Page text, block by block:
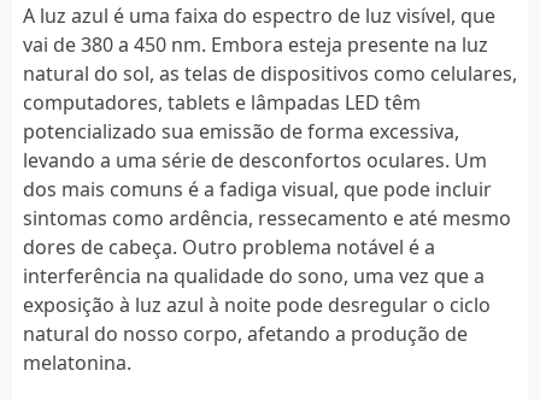
A luz azul é uma faixa do espectro de luz visível, que
vai de 380 a 450 nm. Embora esteja presente na luz
natural do sol, as telas de dispositivos como celulares,
computadores, tablets e lâmpadas LED têm
potencializado sua emissão de forma excessiva,
levando a uma série de desconfortos oculares. Um
dos mais comuns é a fadiga visual, que pode incluir
sintomas como ardência, ressecamento e até mesmo
dores de cabeça. Outro problema notável é a
interferência na qualidade do sono, uma vez que a
exposição à luz azul à noite pode desregular o ciclo
natural do nosso corpo, afetando a produção de
melatonina.